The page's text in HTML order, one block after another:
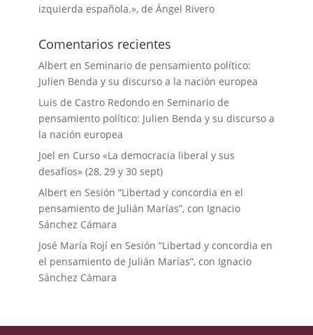
izquierda española.», de Ángel Rivero
Comentarios recientes
Alberten Seminario de pensamiento político:
Julien Benda y su discurso a la nación europea
Luis de Castro Redondoen Seminario de
pensamiento político: Julien Benda y su discurso a
la nación europea
Joel en Curso «La democracia liberal y sus
desafíos» (28, 29 y 30 sept)
Alberten Sesión “Libertad y concordia en el
pensamiento de Julián Marías”, con Ignacio
Sánchez Cámara
José María Rojíen Sesión “Libertad y concordia en
el pensamiento de Julián Marías”, con Ignacio
Sánchez Cámara